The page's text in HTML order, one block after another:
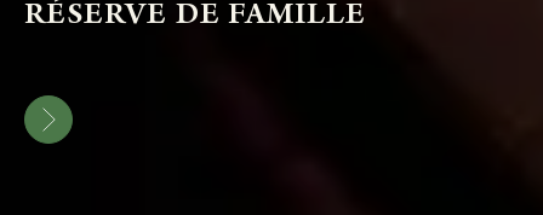
RÉSERVE DE FAMILLE